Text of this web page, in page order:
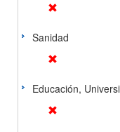
Sanidad
Educación,